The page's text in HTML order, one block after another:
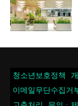
청소년보호정책
이메일무단수집거